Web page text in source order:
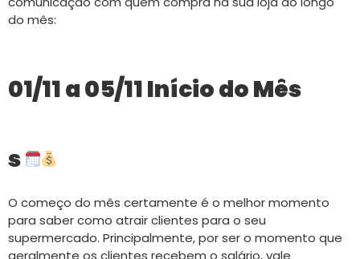
do mês:
01/11 a 05/11 Início do Mês
s
O começo do mês certamente é o melhor momento
para saber como atrair clientes para o seu
supermercado. Principalmente, por ser o momento que
geralmente os clientes recebem o salário, vale